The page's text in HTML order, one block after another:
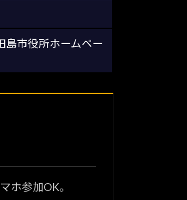
島市役所ホームペー
ホ参加OK。